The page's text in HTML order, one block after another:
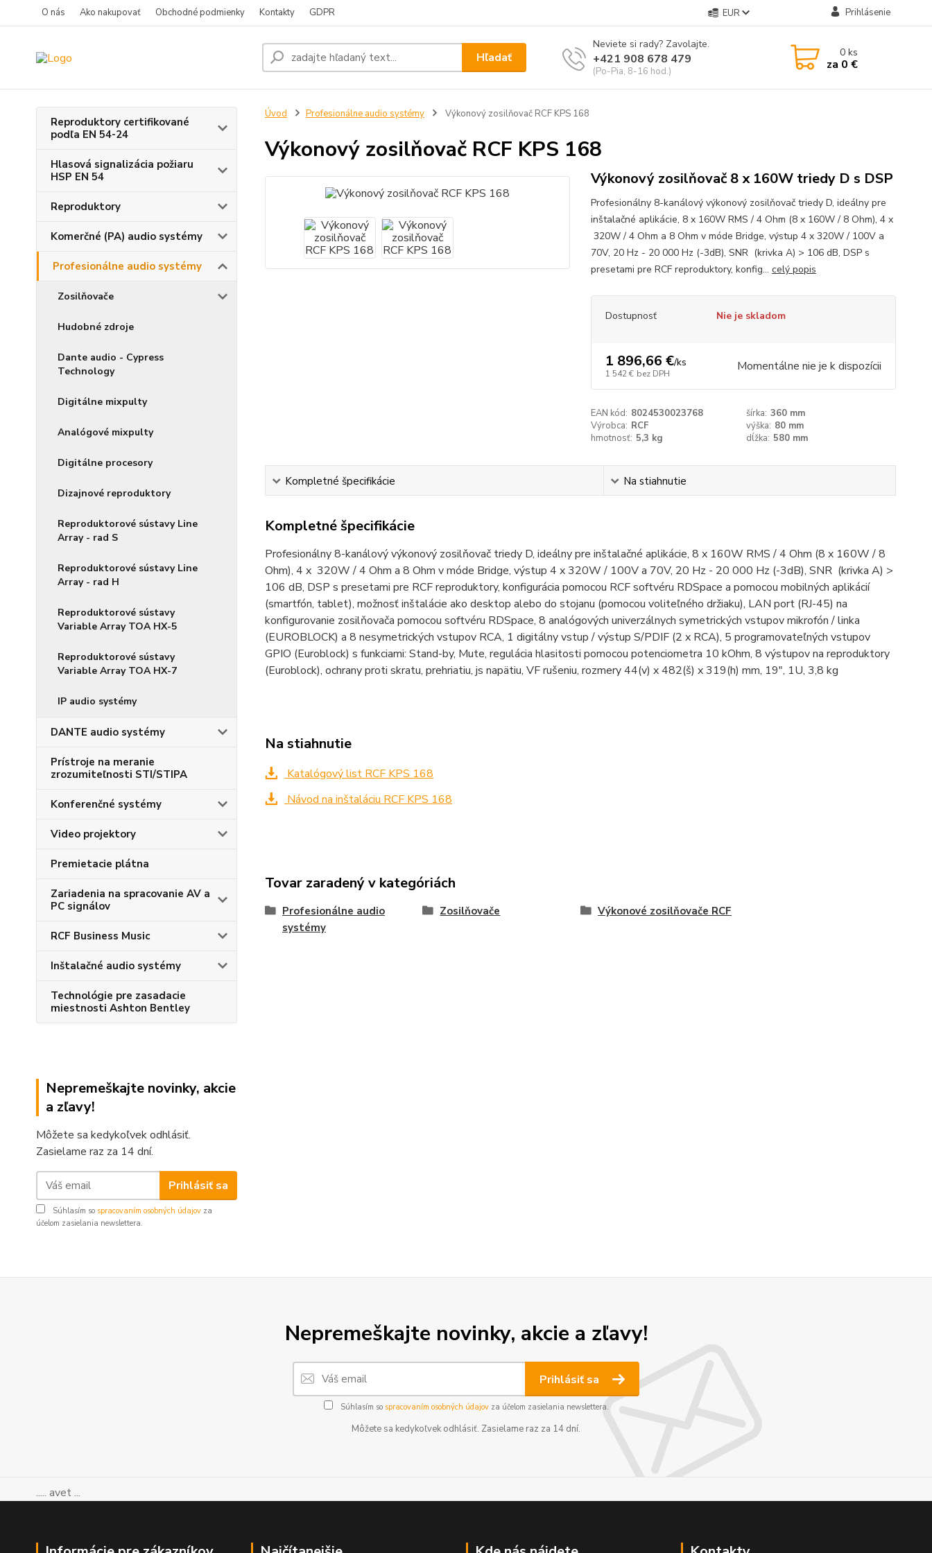
O nás Ako nakupovať Obchodné podmienky Kontakty GDPR EUR Prihlásenie
Hľadať
Neviete si rady? Zavolajte.
+421 908 678 479
(Po-Pia, 8-16 hod.)
0ks
za 0 €
Reproduktory certifikované
podľa EN 54-24
Hlasová signalizácia požiaru
HSP EN 54
Reproduktory
Komerčné (PA) audio systémy
Profesionálne audio systémy
Zosilňovače
Hudobné zdroje
Dante audio - Cypress
Technology
Digitálne mixpulty
Analógové mixpulty
Digitálne procesory
Dizajnové reproduktory
Reproduktorové sústavy Line
Array - rad S
Reproduktorové sústavy Line
Array - rad H
Reproduktorové sústavy
Variable Array TOA HX-5
Reproduktorové sústavy
Variable Array TOA HX-7
IP audio systémy
DANTE audio systémy
Prístroje na meranie
zrozumiteľnosti STI/STIPA
Konferenčné systémy
Video projektory
Premietacie plátna
Zariadenia na spracovanie AV a
PC signálov
RCF Business Music
Inštalačné audio systémy
Technológie pre zasadacie
miestnosti Ashton Bentley
Nepremeškajte novinky, akcie
a zľavy!
Môžete sa kedykoľvek odhlásiť.
Zasielame raz za 14 dní.
Prihlásiť sa
Súhlasím so spracovaním osobných údajov za
účelom zasielania newslettera.
Úvod Profesionálne audio systémy Výkonový zosilňovač RCF KPS 168
Výkonový zosilňovač RCF KPS 168
Výkonový zosilňovač 8 x 160W triedy D s DSP
Profesionálny 8-kanálový výkonový zosilňovač triedy D, ideálny pre
inštalačné aplikácie, 8 x 160W RMS / 4 Ohm (8 x 160W / 8 Ohm), 4 x
320W / 4 Ohm a 8 Ohm v móde Bridge, výstup 4 x 320W / 100V a
70V, 20 Hz - 20 000 Hz (-3dB), SNR (krivka A) > 106 dB, DSP s
presetami pre RCF reproduktory, konfig... celý popis
Dostupnosť Nie je skladom
1 896,66 €/ks
1 542 € bez DPH Momentálne nie je k dispozícii
EAN kód: 8024530023768 šírka: 360 mm
Výrobca: RCF výška: 80 mm
hmotnosť: 5,3 kg dĺžka: 580 mm
Kompletné špecifikácie Na stiahnutie
Kompletné špecifikácie
Profesionálny 8-kanálový výkonový zosilňovač triedy D, ideálny pre inštalačné aplikácie, 8 x 160W RMS / 4 Ohm (8 x 160W / 8
Ohm), 4 x 320W / 4 Ohm a 8 Ohm v móde Bridge, výstup 4 x 320W / 100V a 70V, 20 Hz - 20 000 Hz (-3dB), SNR (krivka A) >
106 dB, DSP s presetami pre RCF reproduktory, konfigurácia pomocou RCF softvéru RDSpace a pomocou mobilných aplikácií
(smartfón, tablet), možnosť inštalácie ako desktop alebo do stojanu (pomocou voliteľného držiaku), LAN port (RJ-45) na
konfigurovanie zosilňovača pomocou softvéru RDSpace, 8 analógových univerzálnych symetrických vstupov mikrofón / linka
(EUROBLOCK) a 8 nesymetrických vstupov RCA, 1 digitálny vstup / výstup S/PDIF (2 x RCA), 5 programovateľných vstupov
GPIO (Euroblock) s funkciami: Stand-by, Mute, regulácia hlasitosti pomocou potenciometra 10 kOhm, 8 výstupov na reproduktory
(Euroblock), ochrany proti skratu, prehriatiu, js napätiu, VF rušeniu, rozmery 44(v) x 482(š) x 319(h) mm, 19", 1U, 3,8 kg
Na stiahnutie
Katalógový list RCF KPS 168
Návod na inštaláciu RCF KPS 168
Tovar zaradený v kategóriách
Profesionálne audio
systémy
Zosilňovače Výkonové zosilňovače RCF
Nepremeškajte novinky, akcie a zľavy!
Prihlásiť sa
Súhlasím so spracovaním osobných údajovza účelom zasielania newslettera.
Môžete sa kedykoľvek odhlásiť. Zasielame raz za 14 dní.
..... avet ...